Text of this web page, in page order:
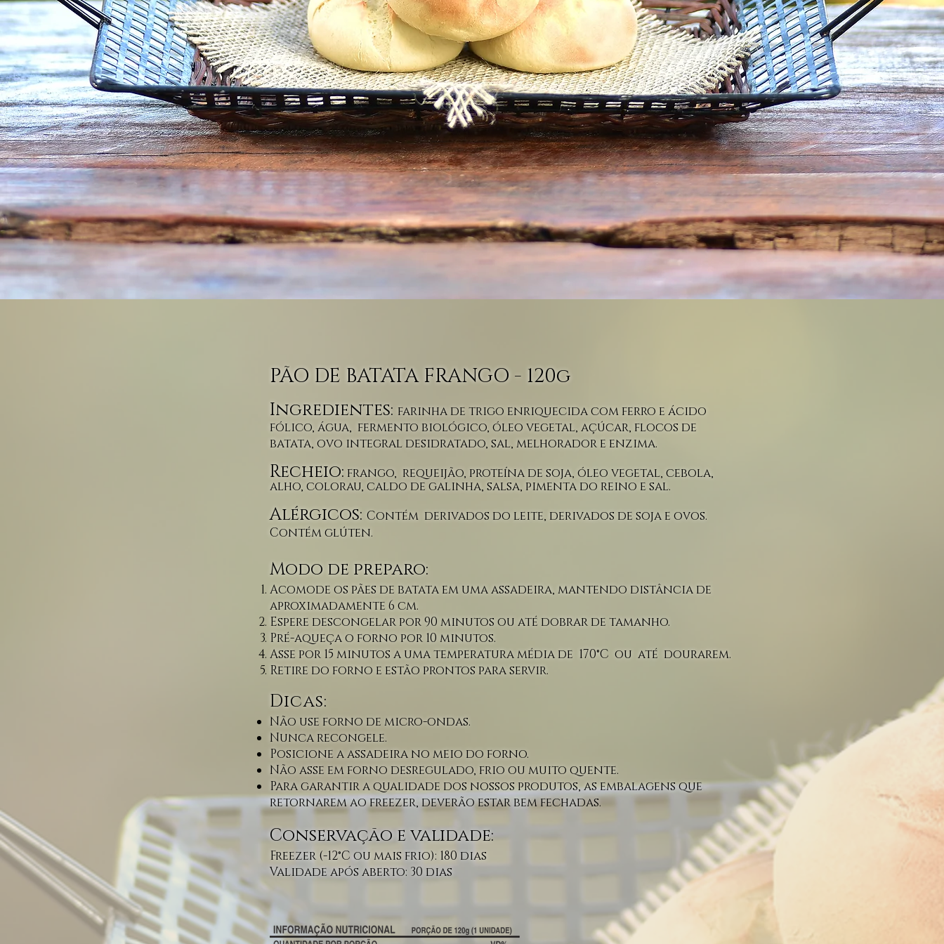
PÃO DE BATATA FRANGO - 120g
Ingredientes: farinha de trigo enriquecida com ferro e ácido
fólico, água, fermento biológico, óleo vegetal, açúcar, flocos de
batata, ovo integral desidratado, sal, melhorador e enzima.
Recheio: frango, requeijão, proteína de soja, óleo vegetal, cebola,
alho, colorau, caldo de galinha, salsa, pimenta do reino e sal.
Alérgicos: Contém derivados do leite, derivados de soja e ovos.
Contém glúten.
Modo de preparo:
Acomode os pães de batata em uma assadeira, mantendo distância de
aproximadamente 6 cm.
Espere descongelar por 90 minutos ou até dobrar de tamanho.
Pré-aqueça o forno por 10 minutos.
Asse por 15 minutos a uma temperatura média de 170°C ou até dourarem.
Retire do forno e estão prontos para servir.
Dicas:
Não use forno de micro-ondas.
Nunca recongele.
Posicione a assadeira no meio do forno.
Não asse em forno desregulado, frio ou muito quente.
Para garantir a qualidade dos nossos produtos, as embalagens que
retornarem ao freezer, deverão estar bem fechadas.
Conservação e validade:
Freezer (-12°C ou mais frio): 180 dias
Validade após aberto: 30 dias